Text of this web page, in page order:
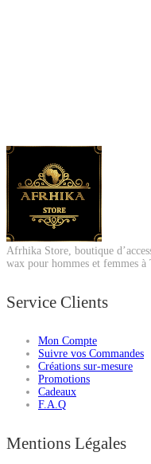
Afrhika Store, boutique
wax pour hommes et femmes à
Service Clients
Mon Compte
Suivre vos Commandes
Créations sur-mesure
Promotions
Cadeaux
F.A.Q
Mentions Légales